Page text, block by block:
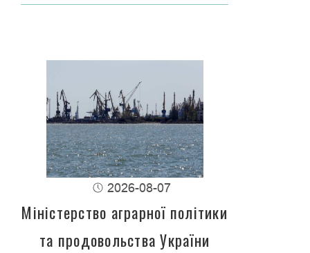
2026-08-07
Міністерство аграрної політики
та продовольства України